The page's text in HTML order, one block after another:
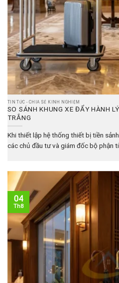
TIN TỨC - CHIA SẺ KINH NGHIỆM
SO SÁNH KHUNG XE ĐẨY HÀNH
TRẮNG
Khi thiết lập hệ thống thiết bị tiền
các chủ đầu tư và giám đốc bộ phận
04
Th8